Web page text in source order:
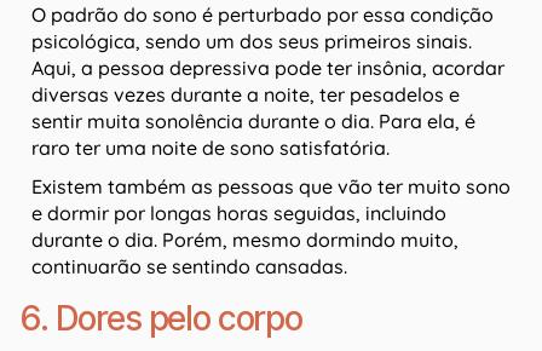
O padrão do sono é perturbado por essa condição
psicológica, sendo um dos seus primeiros sinais.
Aqui, a pessoa depressiva pode ter insônia, acordar
diversas vezes durante a noite, ter pesadelos e
sentir muita sonolência durante o dia. Para ela, é
raro ter uma noite de sono satisfatória.
Existem também as pessoas que vão ter muito sono
e dormir por longas horas seguidas, incluindo
durante o dia. Porém, mesmo dormindo muito,
continuarão se sentindo cansadas.
6. Dores pelo corpo